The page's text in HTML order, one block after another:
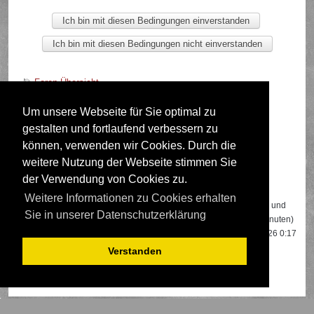
Um unsere Webseite für Sie optimal zu
gestalten und fortlaufend verbessern zu
können, verwenden wir Cookies. Durch die
weitere Nutzung der Webseite stimmen Sie
der Verwendung von Cookies zu.
Weitere Informationen zu Cookies erhalten
Sie in unserer Datenschutzerklärung
Verstanden
Foren-Übersicht
Deutsche Übersetzung durchphpBB.de
Wer ist online?
Insgesamt sind453Besucher online: 2 registrierte, 0 unsichtbare und
451 Gäste (basierend auf den aktiven Besuchern der letzten 5 Minuten)
Besuchern, die am 13.04.2026 0:17
gleichzeitig online waren.